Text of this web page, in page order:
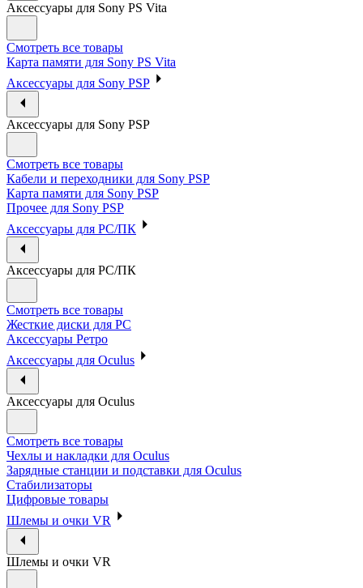
Аксессуары для Sony PS Vita
Смотреть все товары
Карта памяти для Sony PS Vita
Аксессуары для Sony PSP
Аксессуары для Sony PSP
Смотреть все товары
Кабели и переходники для Sony PSP
Карта памяти для Sony PSP
Прочее для Sony PSP
Аксессуары для PC/ПК
Аксессуары для PC/ПК
Смотреть все товары
Жесткие диски для PC
Аксессуары Ретро
Аксессуары для Oculus
Аксессуары для Oculus
Смотреть все товары
Чехлы и накладки для Oculus
Зарядные станции и подставки для Oculus
Стабилизаторы
Цифровые товары
Шлемы и очки VR
Шлемы и очки VR